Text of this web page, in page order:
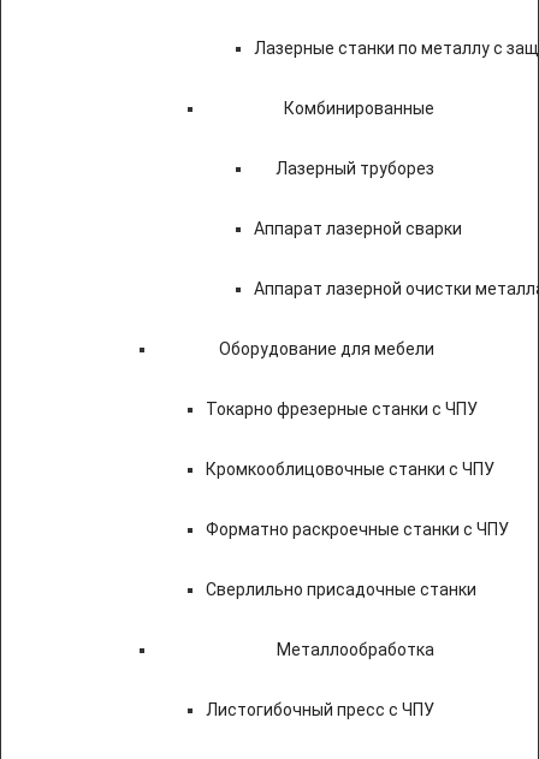
Лазерные станки по металлу с
Комбинированные
Лазерный труборез
Аппарат лазерной сварки
Аппарат лазерной очистки
Оборудование для мебели
Токарно фрезерные станки с ЧПУ
Кромкооблицовочные станки с ЧПУ
Форматно раскроечные станки с ЧПУ
Сверлильно присадочные станки
Металлообработка
Листогибочный пресс с ЧПУ